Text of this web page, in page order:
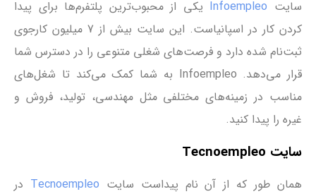
سایت Infoempleo یکی از محبوب‌ترین پلتفرم‌ها برای پیدا
کردن کار در اسپانیاست. این سایت بیش از 7 میلیون کارجوی
ثبت‌نام شده دارد و فرصت‌های شغلی متنوعی را در دسترس شما
قرار می‌دهد. Infoempleo به شما کمک می‌کند تا شغل‌های
مناسب در زمینه‌های مختلفی مثل مهندسی، تولید، فروش و
غیره را پیدا کنید.
سایت Tecnoempleo
همان ‌طور که از آن نام پیداست سایت Tecnoempleo در